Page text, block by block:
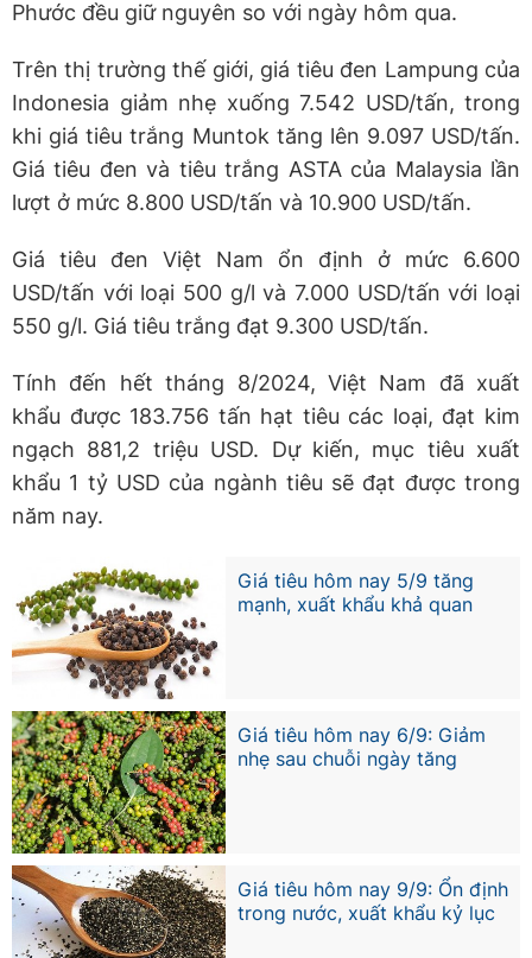
Phước đều giữ nguyên so với ngày hôm qua.
Trên thị trường thế giới, giá tiêu đen Lampung của
Indonesia giảm nhẹ xuống 7.542 USD/tấn, trong
khi giá tiêu trắng Muntok tăng lên 9.097 USD/tấn.
Giá tiêu đen và tiêu trắng ASTA của Malaysia lần
lượt ở mức 8.800 USD/tấn và 10.900 USD/tấn.
Giá tiêu đen Việt Nam ổn định ở mức 6.600
USD/tấn với loại 500 g/l và 7.000 USD/tấn với loại
550 g/l. Giá tiêu trắng đạt 9.300 USD/tấn.
Tính đến hết tháng 8/2024, Việt Nam đã xuất
khẩu được 183.756 tấn hạt tiêu các loại, đạt kim
ngạch 881,2 triệu USD. Dự kiến, mục tiêu xuất
khẩu 1 tỷ USD của ngành tiêu sẽ đạt được trong
năm nay.
Giá tiêu hôm nay 5/9 tăng
mạnh, xuất khẩu khả quan
Giá tiêu hôm nay 6/9: Giảm
nhẹ sau chuỗi ngày tăng
Giá tiêu hôm nay 9/9: Ổn định
trong nước, xuất khẩu kỷ lục